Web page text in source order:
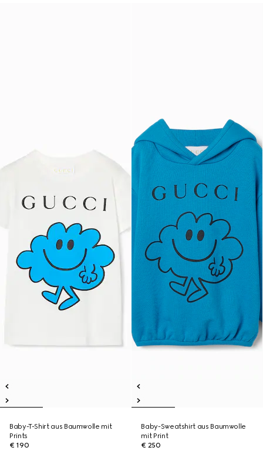
Baby-T-Shirt aus Baumwolle mit
Prints
€ 190
Baby-Sweatshirt aus Baumwolle
mit Print
€ 250